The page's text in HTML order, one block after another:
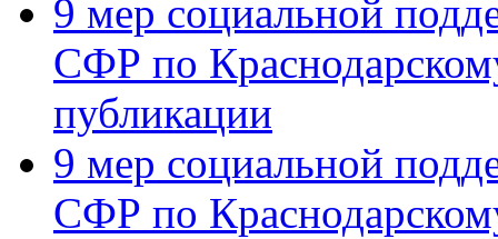
9 мер социальной
СФР по
публикации
9 мер социальной
СФР по